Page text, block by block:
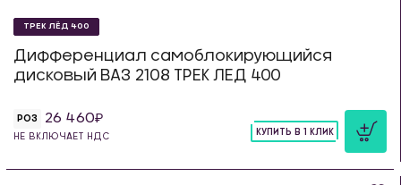
ТРЕК ЛЁД 400
Дифференциал самоблокирующийся
дисковый ВАЗ 2108 ТРЕК ЛЕД 400
РОЗ 26 460
НЕ ВКЛЮЧАЕТ НДС
КУПИТЬ В 1 КЛИК